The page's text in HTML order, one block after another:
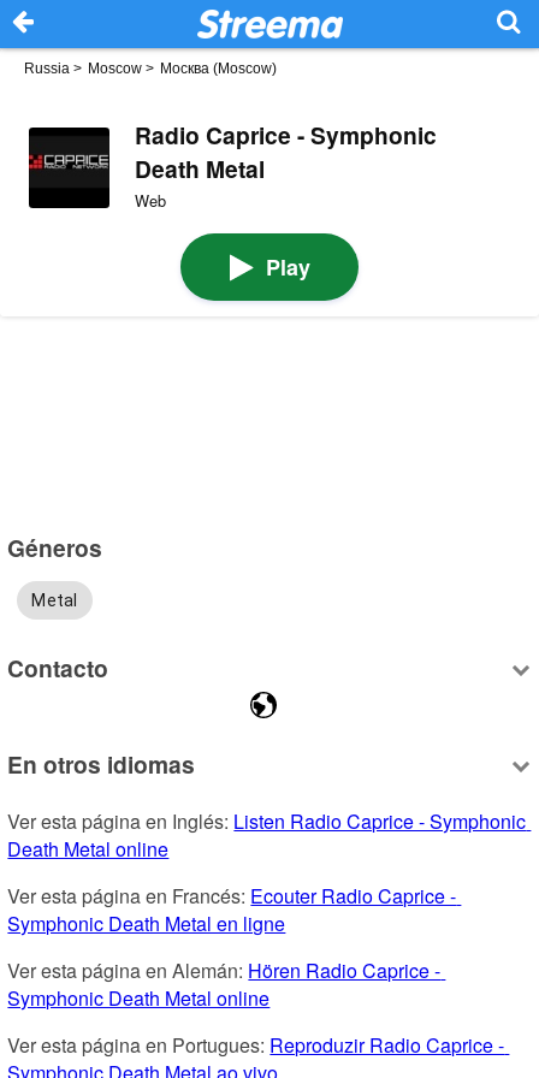
Russia > Moscow > Москва (Moscow)
Radio Caprice - Symphonic
Death Metal
Web
Play
Géneros
Metal
Contacto
En otros idiomas
Ver esta página en Inglés: Listen Radio Caprice - Symphonic
Death Metal online
Ver esta página en Francés: Ecouter Radio Caprice -
Symphonic Death Metal en ligne
Ver esta página en Alemán: Hören Radio Caprice -
Symphonic Death Metal online
Ver esta página en Portugues: Reproduzir Radio Caprice -
Symphonic Death Metal ao vivo